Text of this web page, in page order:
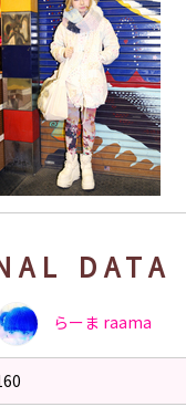
DATA
らーま raama